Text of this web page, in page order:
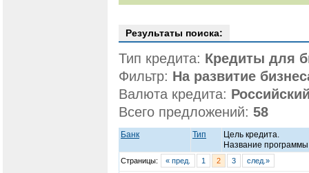
Результаты поиска:
Тип кредита: Кредиты для
Фильтр: На развитие
Валюта кредита:
Всего предложений: 58
Банк Тип
Цель кредита.
Название программы
Страницы: « пред. 1 2 3 след.»